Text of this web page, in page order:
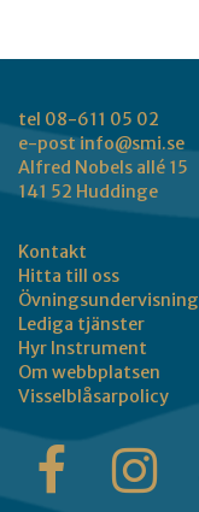
tel 08-611 05 02
e-postinfo@smi.se
Alfred Nobels allé 15
141 52 Huddinge
Kontakt
Hitta till oss
Övningsundervisning
Lediga tjänster
Hyr Instrument
Om webbplatsen
Visselblåsarpolicy